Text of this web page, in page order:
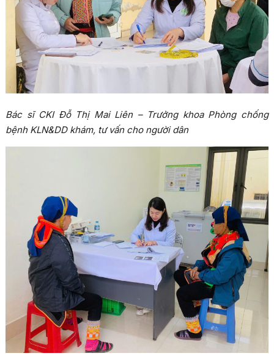
Bác sĩ CKI Đỗ Thị Mai Liên – Trưởng khoa Phòng chống
bệnh KLN&DD khám, tư vấn cho người dân